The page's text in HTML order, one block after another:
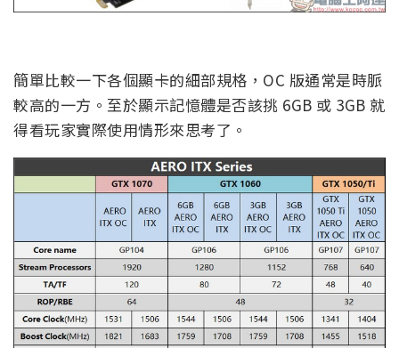
簡單比較一下各個顯卡的細部規格，OC 版通常是時脈
較高的一方。至於顯示記憶體是否該挑 6GB 或 3GB 就
得看玩家實際使用情形來思考了。